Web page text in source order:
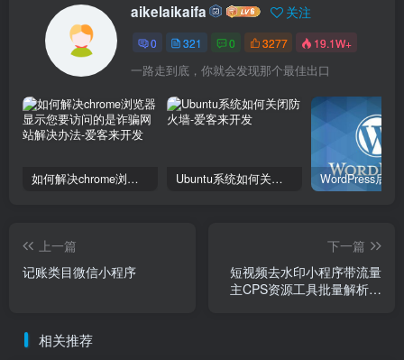
aikelaikaifa 关注
0 321 0 3277 19.1W+
一路走到底，你就会发现那个最佳出口
如何解决chrome浏览器显示您要访问的是诈骗网站解决办法 Ubuntu系统如何关闭防火墙
上一篇
记账类目微信小程序
下一篇
短视频去水印小程序带流量
主CPS资源工具批量解析修
相关推荐